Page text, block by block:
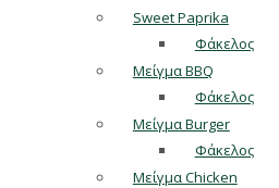
Sweet Paprika
Φάκελος
Μείγμα BBQ
Φάκελος
Μείγμα Burger
Φάκελος
Μείγμα Chicken